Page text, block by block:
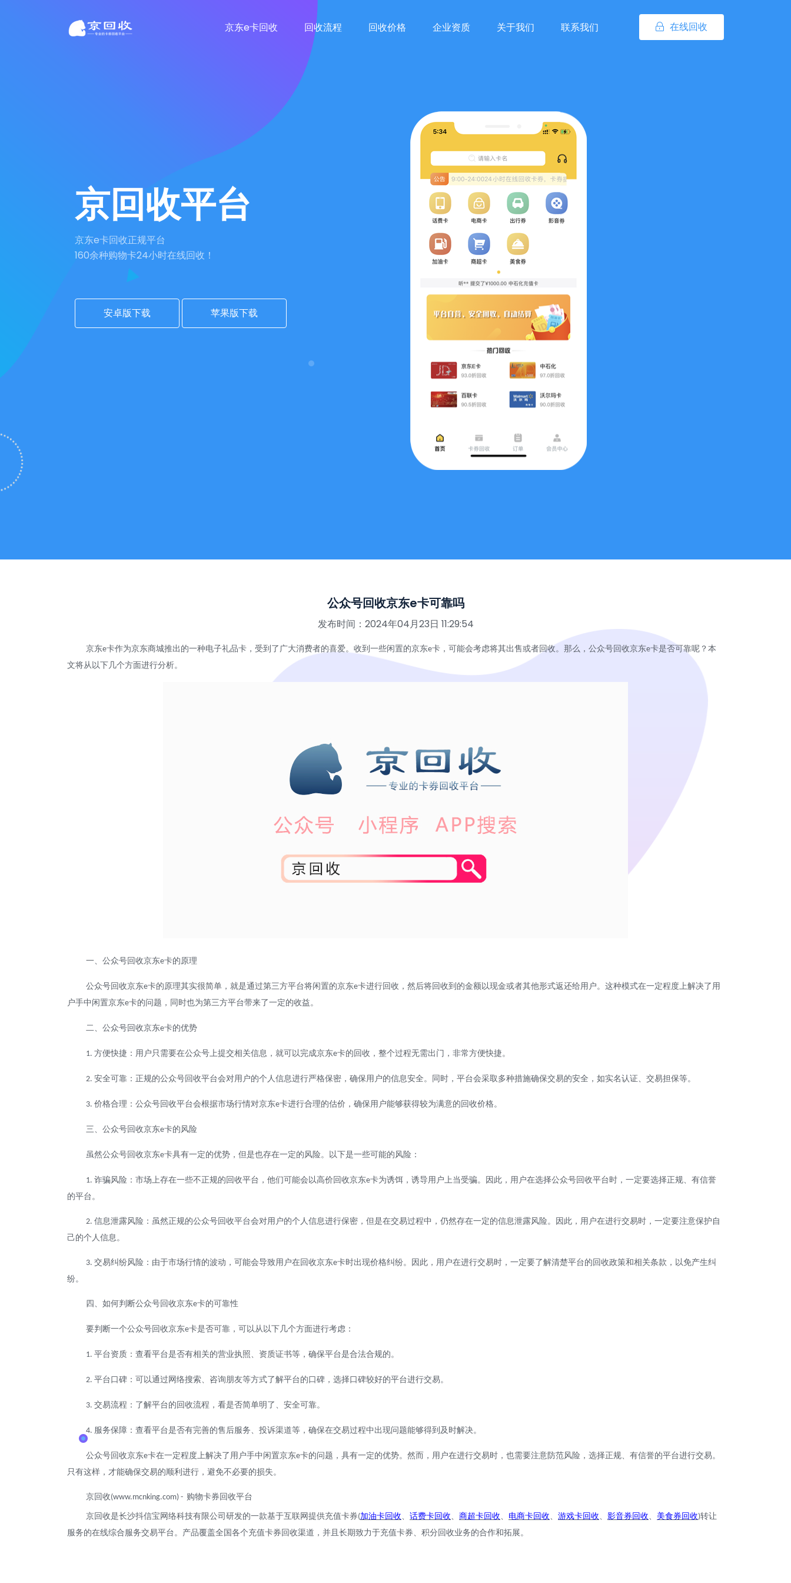
在线回收
京东e卡回收 回收流程 回收价格 企业资质 关于我们 联系我们
京回收平台
京东e卡回收正规平台
160余种购物卡24小时在线回收！
安卓版下载 苹果版下载
公众号回收京东e卡可靠吗
发布时间：2024年04月23日 11:29:54
京东e卡作为京东商城推出的一种电子礼品卡，受到了广大消费者的喜爱。收到一些闲置的京东e卡，可能会考虑将其出售或者回收。那么，公众号回收京东e卡是否可靠呢？本
文将从以下几个方面进行分析。
一、公众号回收京东e卡的原理
公众号回收京东e卡的原理其实很简单，就是通过第三方平台将闲置的京东e卡进行回收，然后将回收到的金额以现金或者其他形式返还给用户。这种模式在一定程度上解决了用
户手中闲置京东e卡的问题，同时也为第三方平台带来了一定的收益。
二、公众号回收京东e卡的优势
1. 方便快捷：用户只需要在公众号上提交相关信息，就可以完成京东e卡的回收，整个过程无需出门，非常方便快捷。
2. 安全可靠：正规的公众号回收平台会对用户的个人信息进行严格保密，确保用户的信息安全。同时，平台会采取多种措施确保交易的安全，如实名认证、交易担保等。
3. 价格合理：公众号回收平台会根据市场行情对京东e卡进行合理的估价，确保用户能够获得较为满意的回收价格。
三、公众号回收京东e卡的风险
虽然公众号回收京东e卡具有一定的优势，但是也存在一定的风险。以下是一些可能的风险：
1. 诈骗风险：市场上存在一些不正规的回收平台，他们可能会以高价回收京东e卡为诱饵，诱导用户上当受骗。因此，用户在选择公众号回收平台时，一定要选择正规、有信誉
的平台。
2. 信息泄露风险：虽然正规的公众号回收平台会对用户的个人信息进行保密，但是在交易过程中，仍然存在一定的信息泄露风险。因此，用户在进行交易时，一定要注意保护自
己的个人信息。
3. 交易纠纷风险：由于市场行情的波动，可能会导致用户在回收京东e卡时出现价格纠纷。因此，用户在进行交易时，一定要了解清楚平台的回收政策和相关条款，以免产生纠
纷。
四、如何判断公众号回收京东e卡的可靠性
要判断一个公众号回收京东e卡是否可靠，可以从以下几个方面进行考虑：
1. 平台资质：查看平台是否有相关的营业执照、资质证书等，确保平台是合法合规的。
2. 平台口碑：可以通过网络搜索、咨询朋友等方式了解平台的口碑，选择口碑较好的平台进行交易。
3. 交易流程：了解平台的回收流程，看是否简单明了、安全可靠。
4. 服务保障：查看平台是否有完善的售后服务、投诉渠道等，确保在交易过程中出现问题能够得到及时解决。
公众号回收京东e卡在一定程度上解决了用户手中闲置京东e卡的问题，具有一定的优势。然而，用户在进行交易时，也需要注意防范风险，选择正规、有信誉的平台进行交易。
只有这样，才能确保交易的顺利进行，避免不必要的损失。
京回收(www.mcnking.com) - 购物卡券回收平台
京回收是长沙抖信宝网络科技有限公司研发的一款基于互联网提供充值卡券(加油卡回收、 话费卡回收、 商超卡回收、 电商卡回收、 游戏卡回收、 影音券回收、 美食券回收)转让
服务的在线综合服务交易平台。产品覆盖全国各个充值卡券回收渠道，并且长期致力于充值卡券、积分回收业务的合作和拓展。